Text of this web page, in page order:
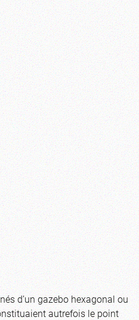
d’un gazebo hexagonal ou
autrefois le point